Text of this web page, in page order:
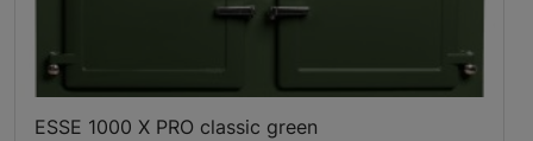
ESSE 1000 X PRO classic green